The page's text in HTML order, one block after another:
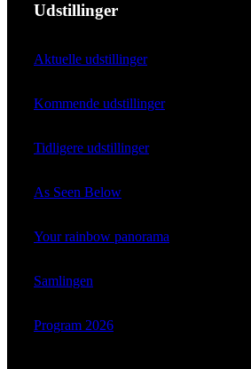
Udstillinger
Aktuelle udstillinger
Kommende udstillinger
Tidligere udstillinger
As Seen Below
Your rainbow panorama
Samlingen
Program 2026